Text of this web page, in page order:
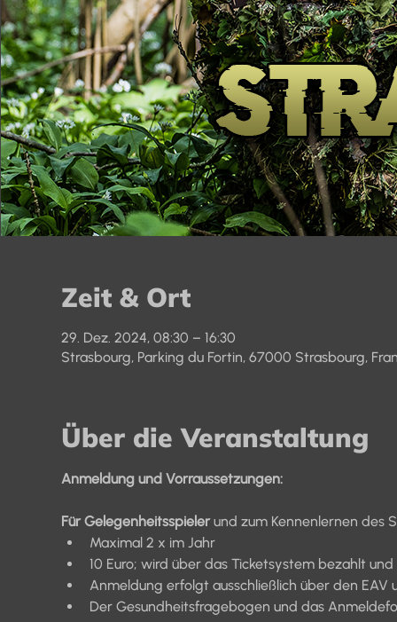
Zeit & Ort
29. Dez. 2024, 08:30 – 16:30
Strasbourg, Parking du Fortin, 67000 Strasbourg,
Über die Veranstaltung
Anmeldung und Vorraussetzungen:
Für Gelegenheitsspieler und zum Kennenlernen des
Maximal 2 x im Jahr
10 Euro; wird über das Ticketsystem bezahlt
Anmeldung erfolgt ausschließlich über den
Der Gesundheitsfragebogen und das